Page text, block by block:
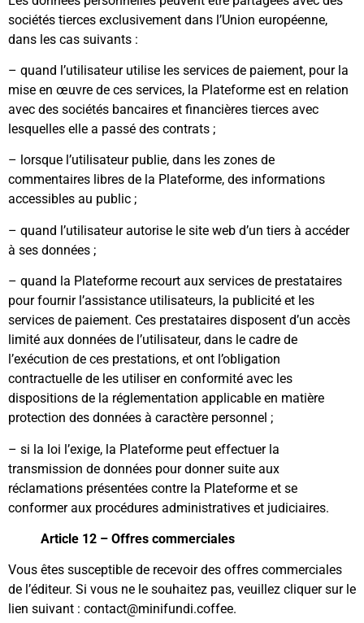
sociétés tierces exclusivement dans l’Union européenne,
dans les cas suivants :
– quand l’utilisateur utilise les services de paiement, pour la
mise en œuvre de ces services, la Plateforme est en relation
avec des sociétés bancaires et financières tierces avec
lesquelles elle a passé des contrats ;
– lorsque l’utilisateur publie, dans les zones de
commentaires libres de la Plateforme, des informations
accessibles au public ;
– quand l’utilisateur autorise le site web d’un tiers à accéder
à ses données ;
– quand la Plateforme recourt aux services de prestataires
pour fournir l’assistance utilisateurs, la publicité et les
services de paiement. Ces prestataires disposent d’un accès
limité aux données de l’utilisateur, dans le cadre de
l’exécution de ces prestations, et ont l’obligation
contractuelle de les utiliser en conformité avec les
dispositions de la réglementation applicable en matière
protection des données à caractère personnel ;
– si la loi l’exige, la Plateforme peut effectuer la
transmission de données pour donner suite aux
réclamations présentées contre la Plateforme et se
conformer aux procédures administratives et judiciaires.
Article 12 – Offres commerciales
Vous êtes susceptible de recevoir des offres commerciales
de l’éditeur. Si vous ne le souhaitez pas, veuillez cliquer sur le
lien suivant : contact@minifundi.coffee.